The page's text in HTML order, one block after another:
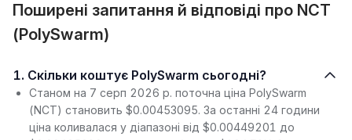
Поширені запитання й відповіді про NCT
(PolySwarm)
1. Скільки коштує PolySwarm сьогодні?
Станом на 7 серп 2026 р. поточна ціна PolySwarm
(NCT) становить $0.00453095. За останні 24 години
ціна коливалася у діапазоні від $0.00449201 до